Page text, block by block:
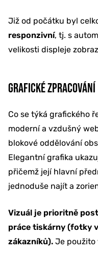
Již od počátku byl
responzivní, tj. s
velikosti displeje
GRAFICKÉ ZPRACOVÁNÍ
Co se týká grafického
moderní a vzdušný
blokové oddělování
Elegantní grafika
přičemž její hlavní
jednoduše najít a
Vizuál je prioritně
práce tiskárny (fotky
zákazníků). Je použito